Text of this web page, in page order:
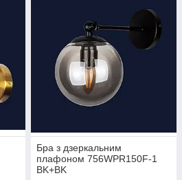
Бра з дзеркальним
плафоном 756WPR150F-1
BK+BK